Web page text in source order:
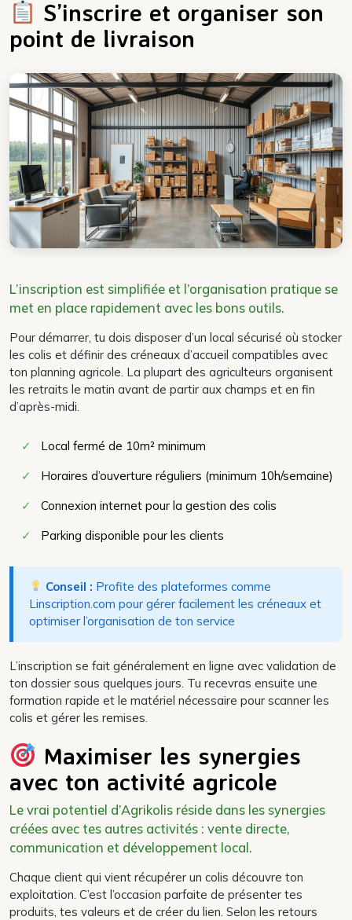
S’inscrire et organiser son
point de livraison
L’inscription est simplifiée et l’organisation pratique se
met en place rapidement avec les bons outils.
Pour démarrer, tu dois disposer d’un local sécurisé où stocker
les colis et définir des créneaux d’accueil compatibles avec
ton planning agricole. La plupart des agriculteurs organisent
les retraits le matin avant de partir aux champs et en fin
d’après-midi.
✓
Local fermé de 10m² minimum
✓
Horaires d’ouverture réguliers (minimum 10h/semaine)
✓
Connexion internet pour la gestion des colis
✓
Parking disponible pour les clients
Conseil : Profite des plateformes comme
Linscription.com pour gérer facilement les créneaux et
optimiser l’organisation de ton service
L’inscription se fait généralement en ligne avec validation de
ton dossier sous quelques jours. Tu recevras ensuite une
formation rapide et le matériel nécessaire pour scanner les
colis et gérer les remises.
Maximiser les synergies
avec ton activité agricole
Le vrai potentiel d’Agrikolis réside dans les synergies
créées avec tes autres activités : vente directe,
communication et développement local.
Chaque client qui vient récupérer un colis découvre ton
exploitation. C’est l’occasion parfaite de présenter tes
produits, tes valeurs et de créer du lien. Selon les retours